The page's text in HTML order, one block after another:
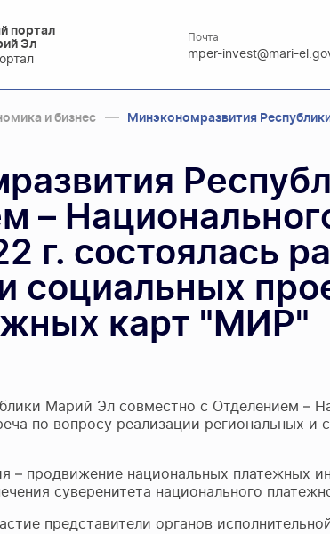
портал
Эл
Почта
mper-invest@mari-
и бизнес Минэкономразвития
–
г. состоялась
социальных
карт "МИР"
Марий Эл совместно с Отделением –
по вопросу реализации региональных
– продвижение национальных платежных
суверенитета национального
представители органов